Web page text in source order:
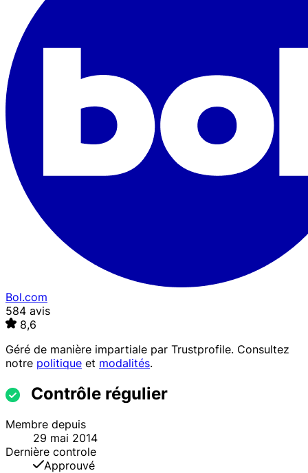
Bol.com
584 avis
8,6
Géré de manière impartiale par Trustprofile. Consultez
notre politique et modalités.
Contrôle régulier
Membre depuis
29 mai 2014
Dernière controle
Approuvé